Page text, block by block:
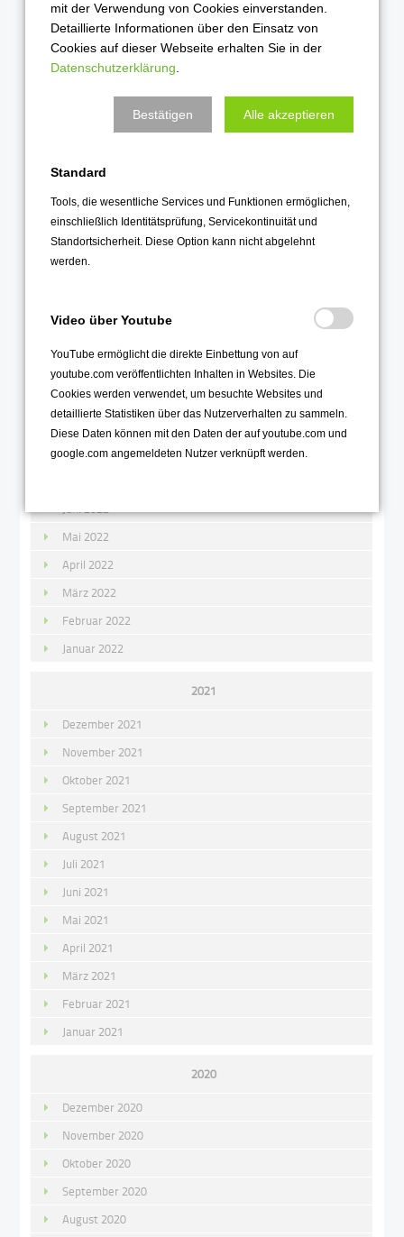
Oktober 2023
September 2023
August 2023
April 2023
März 2023
Februar 2023
Januar 2023
November 2022
Oktober 2022
August 2022
Juni 2022
Mai 2022
April 2022
März 2022
Februar 2022
Januar 2022
2021
Dezember 2021
November 2021
Oktober 2021
September 2021
August 2021
Juli 2021
Juni 2021
Mai 2021
April 2021
März 2021
Februar 2021
Januar 2021
2020
Dezember 2020
November 2020
Oktober 2020
September 2020
August 2020
mit der Verwendung von Cookies einverstanden.
Detaillierte Informationen über den Einsatz von
Cookies auf dieser Webseite erhalten Sie in der
Datenschutzerklärung
Bestätigen Alle akzeptieren
Standard
Tools, die wesentliche Services und Funktionen ermöglichen,
einschließlich Identitätsprüfung, Servicekontinuität und
Standortsicherheit. Diese Option kann nicht abgelehnt
werden.
Video über Youtube
YouTube ermöglicht die direkte Einbettung von auf
youtube.com veröffentlichten Inhalten in Websites. Die
Cookies werden verwendet, um besuchte Websites und
detaillierte Statistiken über das Nutzerverhalten zu sammeln.
Diese Daten können mit den Daten der auf youtube.com und
google.com angemeldeten Nutzer verknüpft werden.